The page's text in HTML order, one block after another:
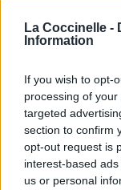
La Coccinelle -
Information
If you wish to opt-
processing of
targeted
section to confirm
opt-out request is
interest-based
us or personal